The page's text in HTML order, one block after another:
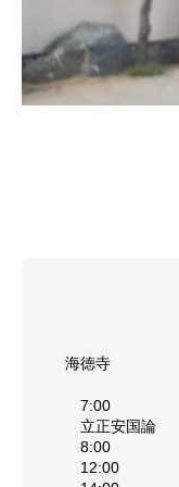
海徳寺
7:00
立正安国論
8:00
12:00